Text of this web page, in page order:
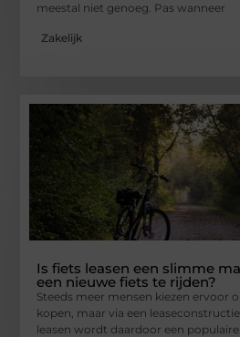
meestal niet genoeg. Pas wanneer
Zakelijk
Is fiets leasen een slimme
een nieuwe fiets te rijden?
Steeds meer mensen kiezen ervoor
kopen, maar via een
leasen wordt daardoor een